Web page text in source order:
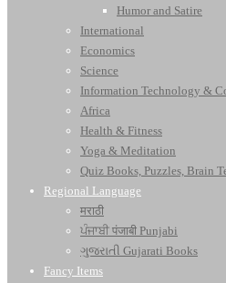
Humor and Satire
International
Economics
Science
Information Technology &
Africa
Health & Fitness
Yoga & Meditation
Quiz Books, Puzzles, Brain
Regional Language
मराठी
ਪੰਜਾਬੀ पंजाबी Punjabi
ગુજરાતી Gujarati Books
Fancy Items